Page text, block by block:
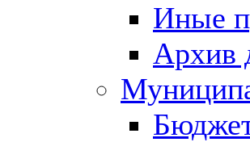
Иные
Архив